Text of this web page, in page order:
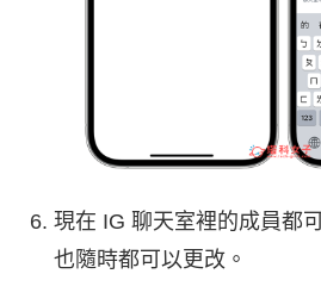
現在 IG 聊天室裡的成員都
也隨時都可以更改。